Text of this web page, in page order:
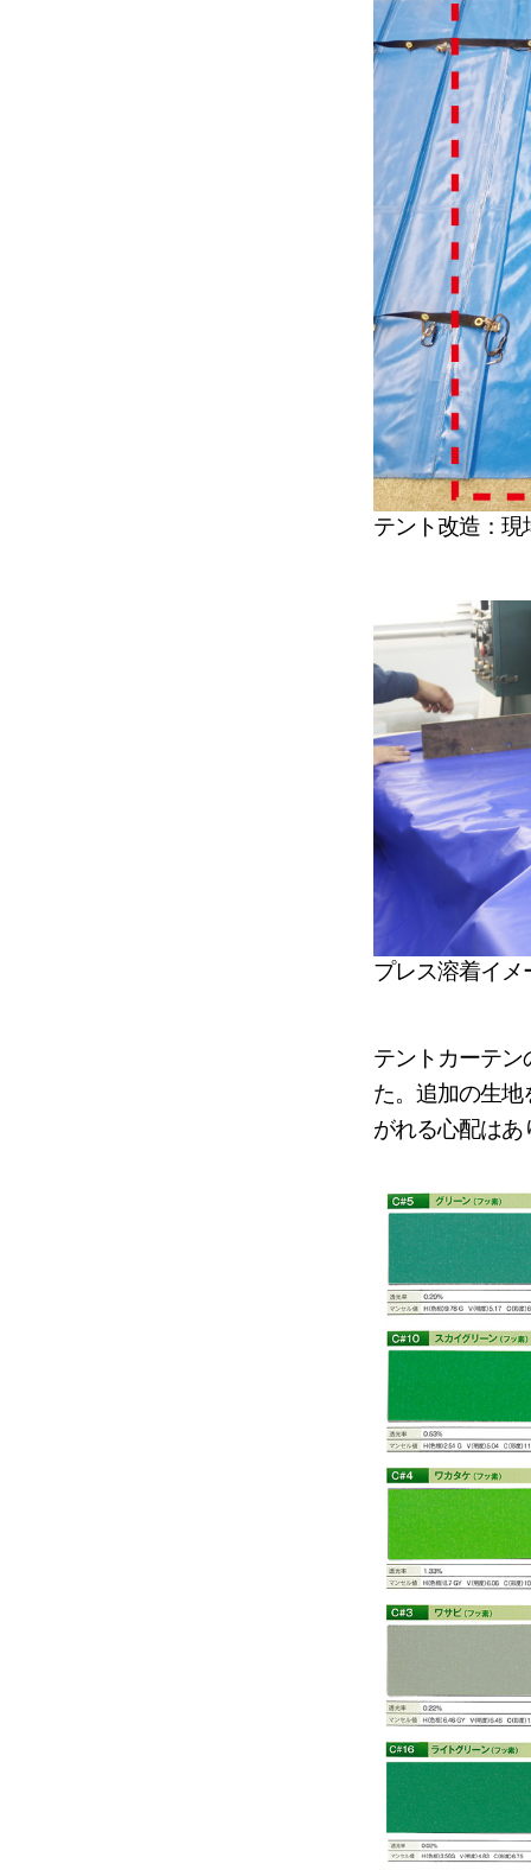
テント改造：
プレス溶着イ
テントカーテ
た。追加の生
がれる心配はあ